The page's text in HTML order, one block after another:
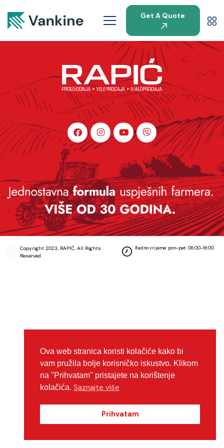
Get A Quote
Copyright 2023, RAPIĆ. All Rights
Reserved
Radno vrijeme: pon-pet: 08:00-16:00
Ova web stranica koristi kolačiće kako bi
vam pružila bolje korisničko iskustvo. Klikom
na "Prihvatam" pristajete na korištenje
kolačića. Saznajte više
Prihvatam